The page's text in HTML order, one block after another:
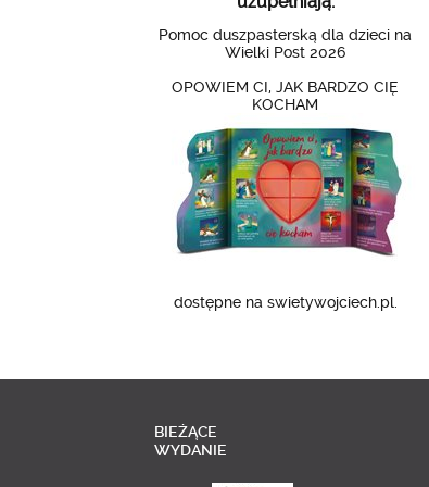
Pomoc duszpasterską dla dzieci na
Wielki Post 2026
OPOWIEM CI, JAK BARDZO CIĘ
KOCHAM
dostępne na swietywojciech.pl.
BIEŻĄCE
WYDANIE